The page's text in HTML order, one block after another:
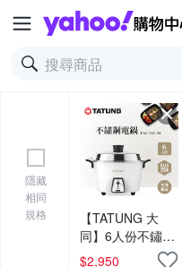
隱藏
相同
規格
【TATUNG 大
同】6人份不鏽鋼
簡配電鍋(TAC-
$2,950